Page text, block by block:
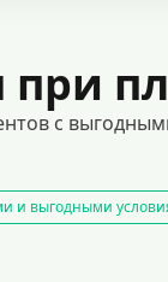
с
и выгодными